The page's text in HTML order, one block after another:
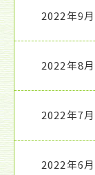
2022年9月
2022年8月
2022年7月
2022年6月